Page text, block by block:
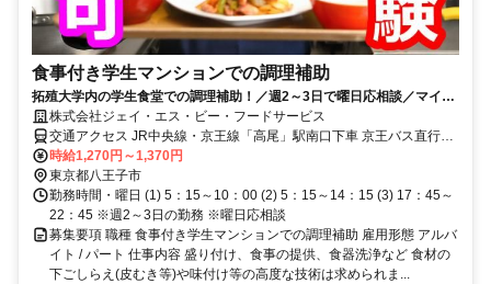
食事付き学生マンションでの調理補助
拓殖大学内の学生食堂での調理補助！／週2～3日で曜日応相談／マイカ
ー通勤可
株式会社ジェイ・エス・ビー・フードサービス
交通アクセス JR中央線・京王線「高尾」駅南口下車 京王バス直行5
分
時給1,270円～1,370円
東京都八王子市
勤務時間・曜日 (1) 5：15～10：00 (2) 5：15～14：15 (3) 17：45～
22：45 ※週2～3日の勤務 ※曜日応相談
募集要項 職種 食事付き学生マンションでの調理補助 雇用形態 アルバ
イト / パート 仕事内容 盛り付け、食事の提供、食器洗浄など 食材の
下ごしらえ(皮むき等)や味付け等の高度な技術は求められま...